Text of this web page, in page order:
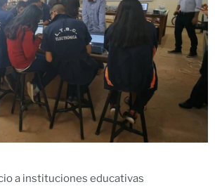
a instituciones educativas